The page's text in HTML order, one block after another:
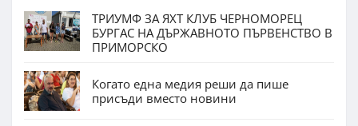
ТРИУМФ ЗА ЯХТ КЛУБ ЧЕРНОМОРЕЦ
БУРГАС НА ДЪРЖАВНОТО ПЪРВЕНСТВО В
ПРИМОРСКО
Когато една медия реши да пише
присъди вместо новини